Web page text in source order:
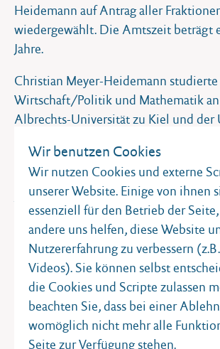
Heidemann auf Antrag aller
wiedergewählt. Die Amtszeit beträgt
Jahre.
Christian Meyer-Heidemann studierte
Wirtschaft/Politik und Mathematik
Albrechts-Universität zu Kiel und der
Universitäten Kiel und Vechta als
Mitarbeiter tätig. Auf die Promotion
„Selbstbildung und Bürgeridentität“
Sommersemester 2014 eine
Politikdidaktik an der Leuphana
Im Wintersemsester 2014/2015 und im
Sommersemester 2015 vertrat Meyer-
Professur für Wirtschaft/Politik und
der Christian-Albrechts-Universität zu
Christian Meyer-Heidemann ist im
Wir benutzen Cookies
Wir nutzen Cookies und externe
unserer Website. Einige von ihnen
essenziell für den Betrieb der
andere uns helfen, diese Website
Nutzererfahrung zu verbessern
Videos). Sie können selbst
die Cookies und Scripte zulassen
beachten Sie, dass bei einer
womöglich nicht mehr alle
Seite zur Verfügung stehen.